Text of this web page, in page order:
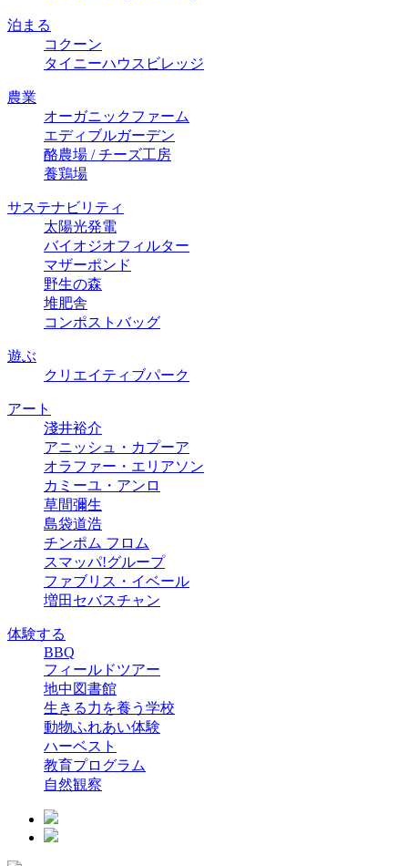
泊まる
コクーン
タイニーハウスビレッジ
農業
オーガニックファーム
エディブルガーデン
酪農場 / チーズ⼯房
養鶏場
サステナビリティ
太陽光発電
バイオジオフィルター
マザーポンド
野生の森
堆肥舎
コンポストバッグ
遊ぶ
クリエイティブパーク
アート
淺井裕介
アニッシュ・カプーア
オラファー・エリアソン
カミーユ・アンロ
草間彌生
島袋道浩
チンポム フロム
スマッパ!グループ
ファブリス・イベール
増田セバスチャン
体験する
BBQ
フィールドツアー
地中図書館
生きる力を養う学校
動物ふれあい体験
ハーベスト
教育プログラム
自然観察